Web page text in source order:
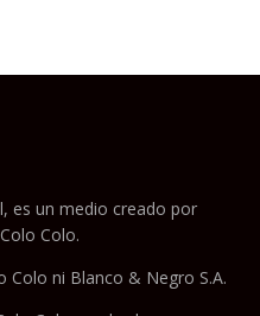
es un medio creado por
Colo.
Colo ni Blanco & Negro S.A.